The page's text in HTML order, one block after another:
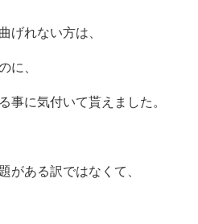
げれない方は、
に、
事に気付いて貰えました。
がある訳ではなくて、